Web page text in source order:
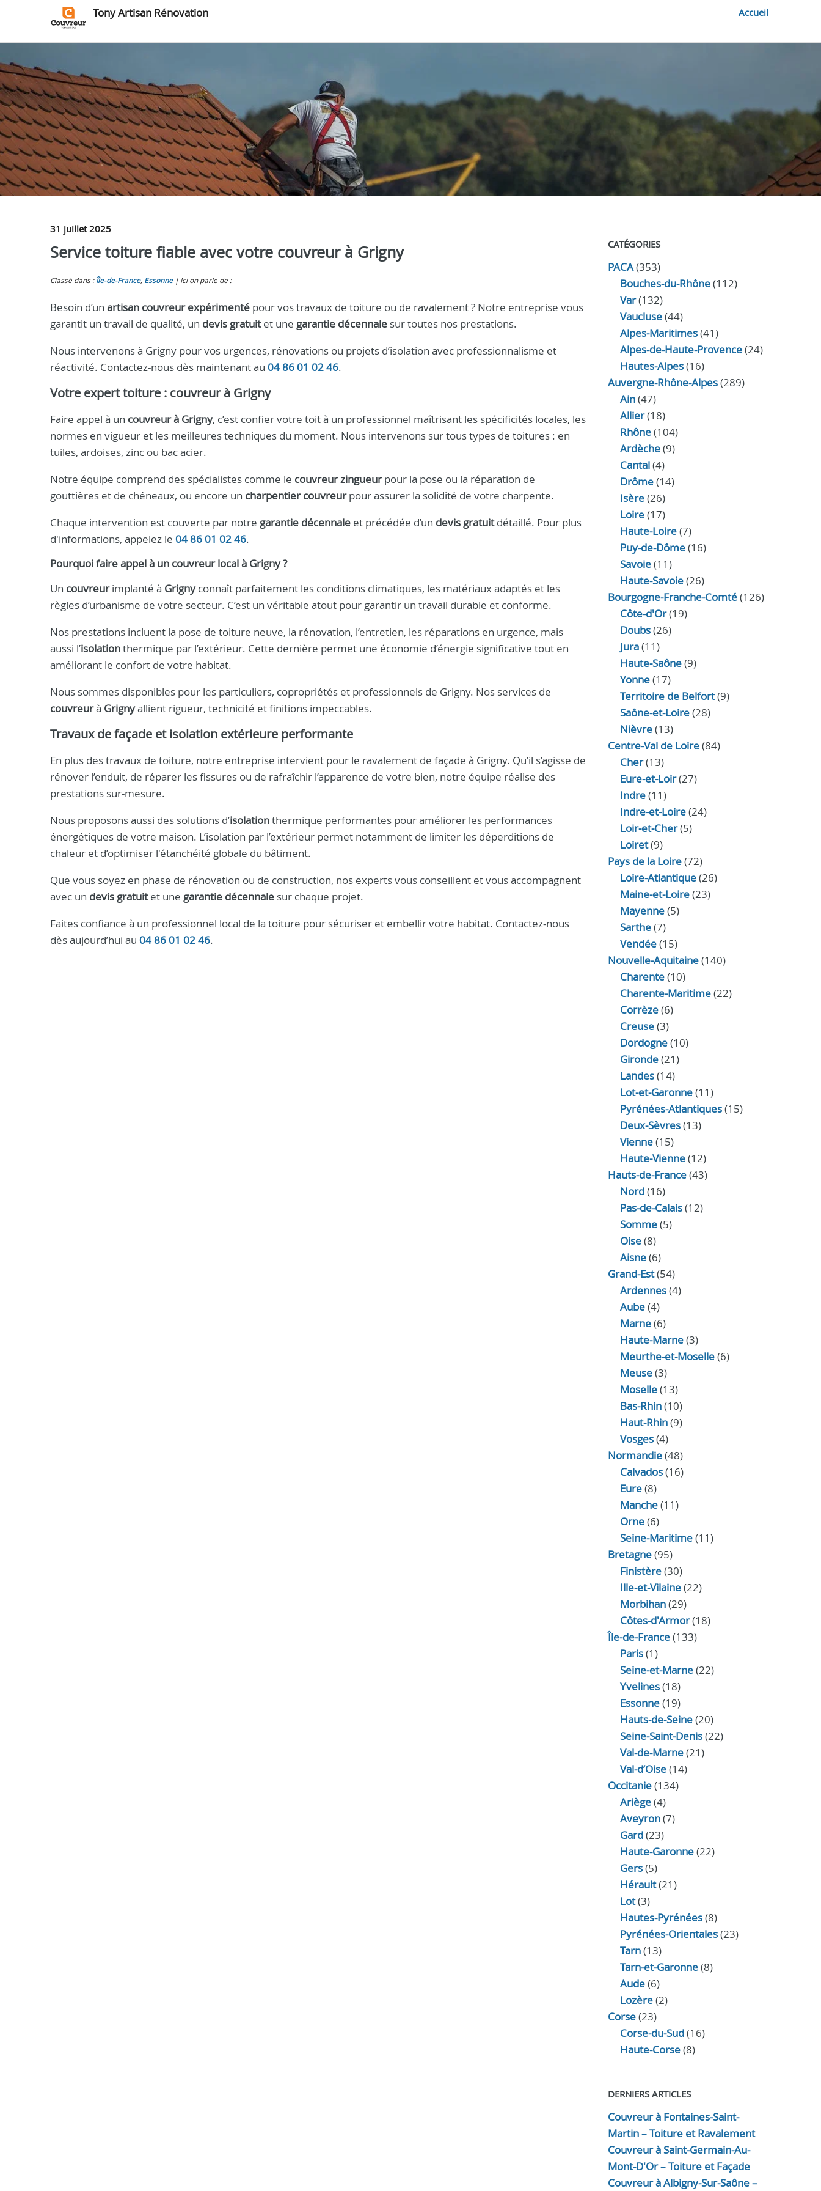
Tony Artisan Rénovation Accueil
31 juillet 2025
Service toiture fiable avec votre couvreur à Grigny
Classé dans : Île-de-France, Essonne Ici on parle de :
Besoin d’un artisan couvreur expérimenté pour vos travaux de toiture ou de ravalement ? Notre entreprise vous
garantit un travail de qualité, un devis gratuitet une garantie décennale sur toutes nos prestations.
Nous intervenons à Grigny pour vos urgences, rénovations ou projets d’isolation avec professionnalisme et
réactivité. Contactez-nous dès maintenant au 04 86 01 02 46.
Votre expert toiture : couvreur à Grigny
Faire appel à un couvreur à Grigny, c’est confier votre toit à un professionnel maîtrisant les spécificités locales, les
normes en vigueur et les meilleures techniques du moment. Nous intervenons sur tous types de toitures : en
tuiles, ardoises, zinc ou bac acier.
Notre équipe comprend des spécialistes comme le couvreur zingueurpour la pose ou la réparation de
gouttières et de chéneaux, ou encore un charpentier couvreurpour assurer la solidité de votre charpente.
Chaque intervention est couverte par notre garantie décennale et précédée d’un devis gratuitdétaillé. Pour plus
d'informations, appelez le 04 86 01 02 46.
Pourquoi faire appel à un couvreurlocal à Grigny?
Un couvreurimplanté à Grignyconnaît parfaitement les conditions climatiques, les matériaux adaptés et les
règles d’urbanisme de votre secteur. C’est un véritable atout pour garantir un travail durable et conforme.
Nos prestations incluent la pose de toiture neuve, la rénovation, l’entretien, les réparations en urgence, mais
aussi l’isolationthermique par l’extérieur. Cette dernière permet une économie d’énergie significative tout en
améliorant le confort de votre habitat.
Nous sommes disponibles pour les particuliers, copropriétés et professionnels de Grigny. Nos services de
couvreurà Grignyallient rigueur, technicité et finitions impeccables.
Travaux de façade et isolation extérieure performante
En plus des travaux de toiture, notre entreprise intervient pour le ravalement de façade à Grigny. Qu’il s’agisse de
rénover l’enduit, de réparer les fissures ou de rafraîchir l’apparence de votre bien, notre équipe réalise des
prestations sur-mesure.
Nous proposons aussi des solutions d’isolationthermique performantes pour améliorer les performances
énergétiques de votre maison. L’isolation par l’extérieur permet notamment de limiter les déperditions de
chaleur et d’optimiser l'étanchéité globale du bâtiment.
Que vous soyez en phase de rénovation ou de construction, nos experts vous conseillent et vous accompagnent
avec un devis gratuitet une garantie décennale sur chaque projet.
Faites confiance à un professionnel local de la toiture pour sécuriser et embellir votre habitat. Contactez-nous
dès aujourd’hui au 04 86 01 02 46.
CATÉGORIES
PACA(353)
Bouches-du-Rhône(112)
Var(132)
Vaucluse(44)
Alpes-Maritimes(41)
Alpes-de-Haute-Provence(24)
Hautes-Alpes(16)
Auvergne-Rhône-Alpes(289)
Ain(47)
Allier(18)
Rhône(104)
Ardèche(9)
Cantal(4)
Drôme(14)
Isère(26)
Loire(17)
Haute-Loire(7)
Puy-de-Dôme(16)
Savoie(11)
Haute-Savoie(26)
Bourgogne-Franche-Comté(126)
Côte-d'Or(19)
Doubs(26)
Jura(11)
Haute‑Saône(9)
Yonne(17)
Territoire de Belfort(9)
Saône-et-Loire(28)
Nièvre(13)
Centre-Val de Loire(84)
Cher(13)
Eure‑et‑Loir(27)
Indre(11)
Indre‑et‑Loire(24)
Loir‑et‑Cher(5)
Loiret(9)
Pays de la Loire(72)
Loire-Atlantique(26)
Maine-et-Loire(23)
Mayenne(5)
Sarthe(7)
Vendée(15)
Nouvelle-Aquitaine(140)
Charente(10)
Charente-Maritime(22)
Corrèze(6)
Creuse(3)
Dordogne(10)
Gironde(21)
Landes(14)
Lot-et-Garonne(11)
Pyrénées-Atlantiques(15)
Deux-Sèvres(13)
Vienne(15)
Haute-Vienne(12)
Hauts-de-France(43)
Nord(16)
Pas-de-Calais(12)
Somme(5)
Oise(8)
Aisne(6)
Grand-Est(54)
Ardennes(4)
Aube(4)
Marne(6)
Haute-Marne(3)
Meurthe-et-Moselle(6)
Meuse(3)
Moselle(13)
Bas-Rhin(10)
Haut-Rhin(9)
Vosges(4)
Normandie(48)
Calvados(16)
Eure(8)
Manche(11)
Orne(6)
Seine-Maritime(11)
Bretagne(95)
Finistère(30)
Ille-et-Vilaine(22)
Morbihan(29)
Côtes-d'Armor(18)
Île-de-France(133)
Paris(1)
Seine-et-Marne(22)
Yvelines(18)
Essonne(19)
Hauts-de-Seine(20)
Seine-Saint-Denis(22)
Val-de-Marne(21)
Val-d’Oise(14)
Occitanie(134)
Ariège(4)
Aveyron(7)
Gard(23)
Haute-Garonne(22)
Gers(5)
Hérault(21)
Lot(3)
Hautes-Pyrénées(8)
Pyrénées-Orientales(23)
Tarn(13)
Tarn-et-Garonne(8)
Aude(6)
Lozère(2)
Corse(23)
Corse-du-Sud(16)
Haute-Corse(8)
DERNIERS ARTICLES
Couvreur à Fontaines-Saint-
Martin – Toiture et Ravalement
Couvreur à Saint-Germain-Au-
Mont-D'Or – Toiture et Façade
Couvreur à Albigny-Sur-Saône –